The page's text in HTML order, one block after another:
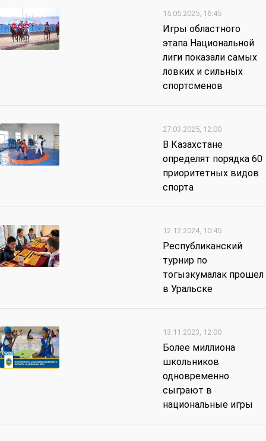
15.05.2025, 16:45
Игры областного
этапа Национальной
лиги показали самых
ловких и сильных
спортсменов
27.03.2025, 12:00
В Казахстане
определят порядка 60
приоритетных видов
спорта
12.12.2024, 10:45
Республиканский
турнир по
тогызкумалак прошел
в Уральске
13.11.2023, 12:00
Более миллиона
школьников
одновременно
сыграют в
национальные игры